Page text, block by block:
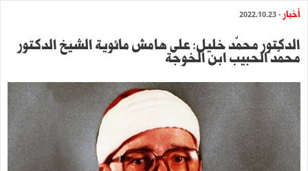
أخبار - 2022.10.23
الدكتور محمّد خليل: على هامش مائوية الشيخ الدكتور
محمّد الحبيب ابن الخوجة